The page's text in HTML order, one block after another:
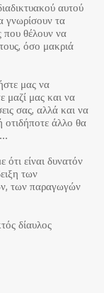
αυτού
γνωρίσουν τα
που θέλουν να
όσο μακριά
μας να
μαζί μας και να
σας, αλλά και να
οτιδήποτε άλλο θα
είναι δυνατόν
των
των παραγωγών
δίαυλος